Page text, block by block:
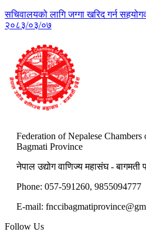
सचिवालयको लागि जग्गा खरिद गर्न
२०८३/०३/०७
Federation of Nepalese
Bagmati Province
नेपाल उद्योग वाणिज्य महासंघ - बागमती
Phone: 057-591260, 9855094777
E-mail:
Follow Us